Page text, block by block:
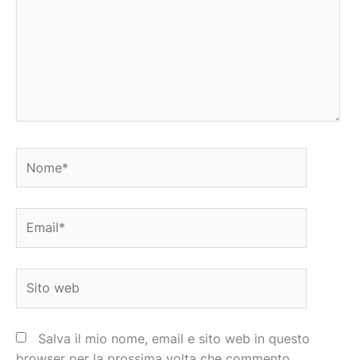
web
Salva il mio nome, email e sito web in questo